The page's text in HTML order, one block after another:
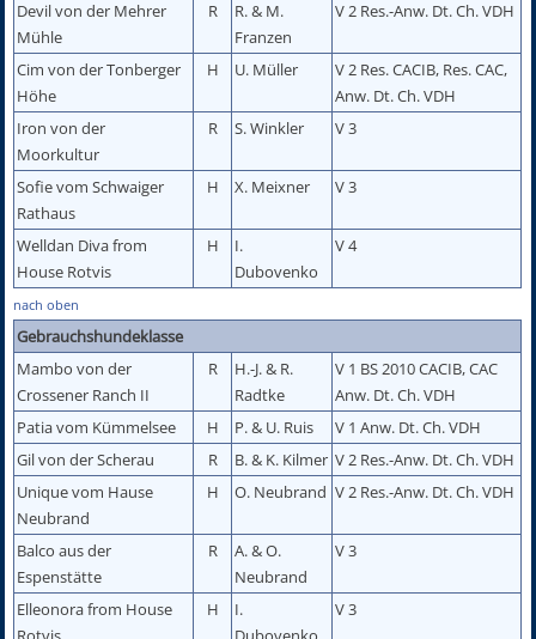
Devil von der Mehrer
Mühle
R
R. & M.
Franzen
V 2 Res.-Anw. Dt. Ch. VDH
Cim von der Tonberger
Höhe
H U. Müller
V 2 Res. CACIB, Res. CAC,
Anw. Dt. Ch. VDH
Iron von der
Moorkultur
R S. Winkler V 3
Sofie vom Schwaiger
Rathaus
H X. Meixner V 3
Welldan Diva from
House Rotvis
H
I.
Dubovenko
V 4
nach oben
Gebrauchshundeklasse
Mambo von der
Crossener Ranch II
R
H.-J. & R.
Radtke
V 1 BS 2010 CACIB, CAC
Anw. Dt. Ch. VDH
Patia vom Kümmelsee
H P. & U. Ruis
V 1 Anw. Dt. Ch. VDH
Gil von der Scherau
R B. & K. Kilmer V 2 Res.-Anw. Dt. Ch. VDH
Unique vom Hause
Neubrand
H O. Neubrand V 2 Res.-Anw. Dt. Ch. VDH
Balco aus der
Espenstätte
R
A. & O.
Neubrand
V 3
Elleonora from House
H
I.
V 3